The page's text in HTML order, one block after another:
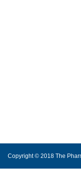
Copyright © 2018 The